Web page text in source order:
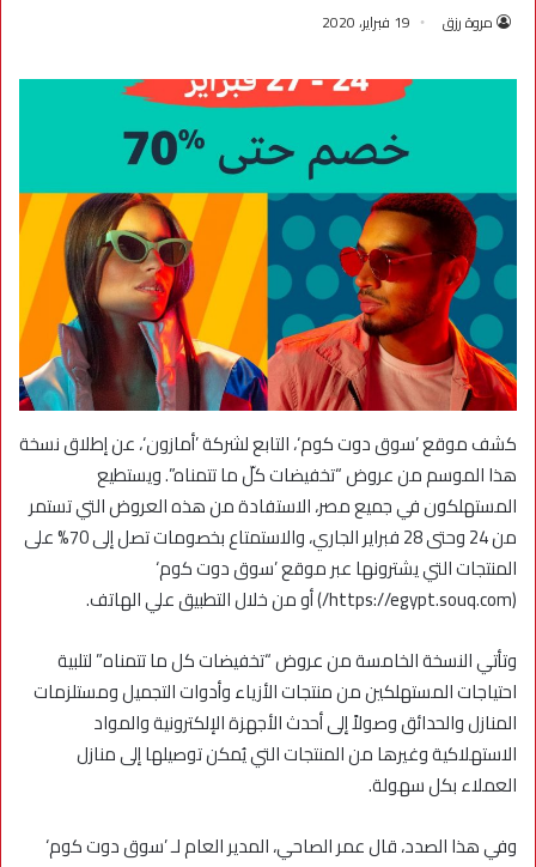
مروة رزق 19 فبراير، 2020
كشف موقع ’سوق دوت كوم‘، التابع لشركة ’أمازون‘، عن إطلاق نسخة
هذا الموسم من عروض “تخفيضات كلّ ما تتمناه”. ويستطيع
المستهلكون في جميع مصر، الاستفادة من هذه العروض التي تستمر
من 24 وحتى 28 فبراير الجاري، والاستمتاع بخصومات تصل إلى 70% على
المنتجات التي يشترونها عبر موقع ’سوق دوت كوم‘
(https://egypt.souq.com/) أو من خلال التطبيق علي الهاتف.
وتأتي النسخة الخامسة من عروض “تخفيضات كل ما تتمناه” لتلبية
احتياجات المستهلكين من منتجات الأزياء وأدوات التجميل ومستلزمات
المنازل والحدائق وصولاً إلى أحدث الأجهزة الإلكترونية والمواد
الاستهلاكية وغيرها من المنتجات التي يُمكن توصيلها إلى منازل
العملاء بكل سهولة.
وفي هذا الصدد، قال عمر الصاحي، المدير العام لـ ’سوق دوت كوم‘